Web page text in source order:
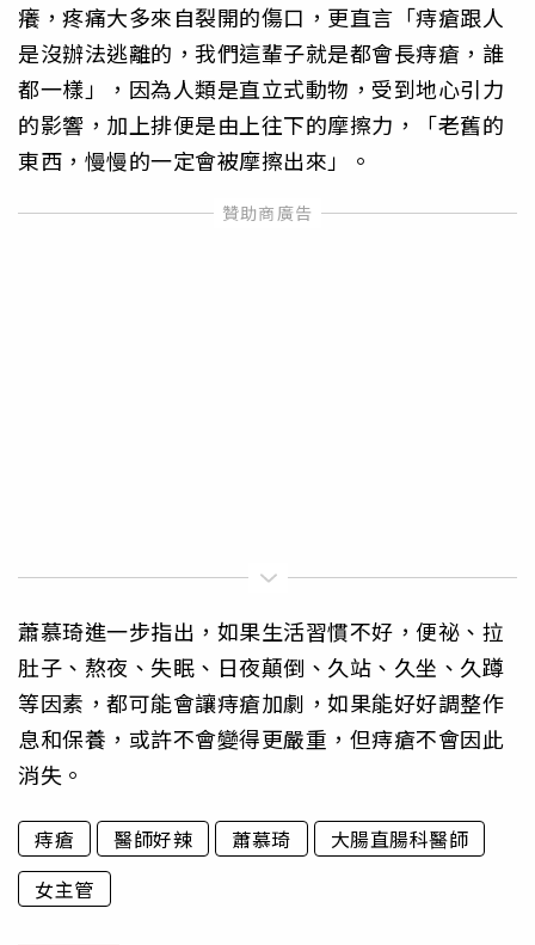
癢，疼痛大多來自裂開的傷口，更直言「痔瘡跟人
是沒辦法逃離的，我們這輩子就是都會長痔瘡，誰
都一樣」，因為人類是直立式動物，受到地心引力
的影響，加上排便是由上往下的摩擦力，「老舊的
東西，慢慢的一定會被摩擦出來」。
蕭慕琦進一步指出，如果生活習慣不好，便祕、拉
肚子、熬夜、失眠、日夜顛倒、久站、久坐、久蹲
等因素，都可能會讓痔瘡加劇，如果能好好調整作
息和保養，或許不會變得更嚴重，但痔瘡不會因此
消失。
痔瘡 醫師好辣 蕭慕琦
大腸直腸科醫師
女主管